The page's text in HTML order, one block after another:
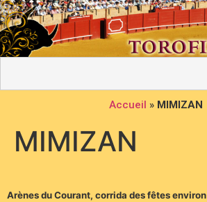
Accueil » MIMIZAN
MIMIZAN
Arènes du Courant, corrida des fêtes environ